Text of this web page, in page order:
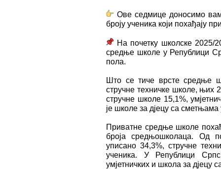
Ове седмице доносимо вам
броју ученика који похађају
На почетку школске 2025/
средње школе у Републици
пола.
Што се тиче врсте средње
стручне техничке школе, њих
стручнe школe 15,1%,
је школе за дјецу са
Приватне средње школе
броја средњошколаца. Од
уписано 34,3%, стручне
ученика. У Републици
умјетничких и школа за дјецу